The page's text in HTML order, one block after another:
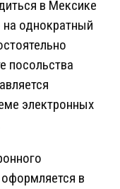
в Мексике
на однократный
посольства
электронных
в